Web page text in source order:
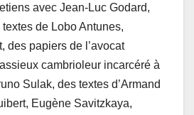
avec Jean-Luc Godard,
de Lobo Antunes,
des papiers de l’avocat
cambrioleur incarcéré à
Sulak, des textes d’Armand
Eugène Savitzkaya,